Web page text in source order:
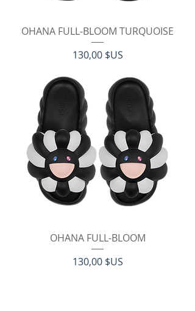
OHANA FULL-BLOOM TURQUOISE
Prix
130,00 $US
OHANA FULL-BLOOM
Prix
130,00 $US